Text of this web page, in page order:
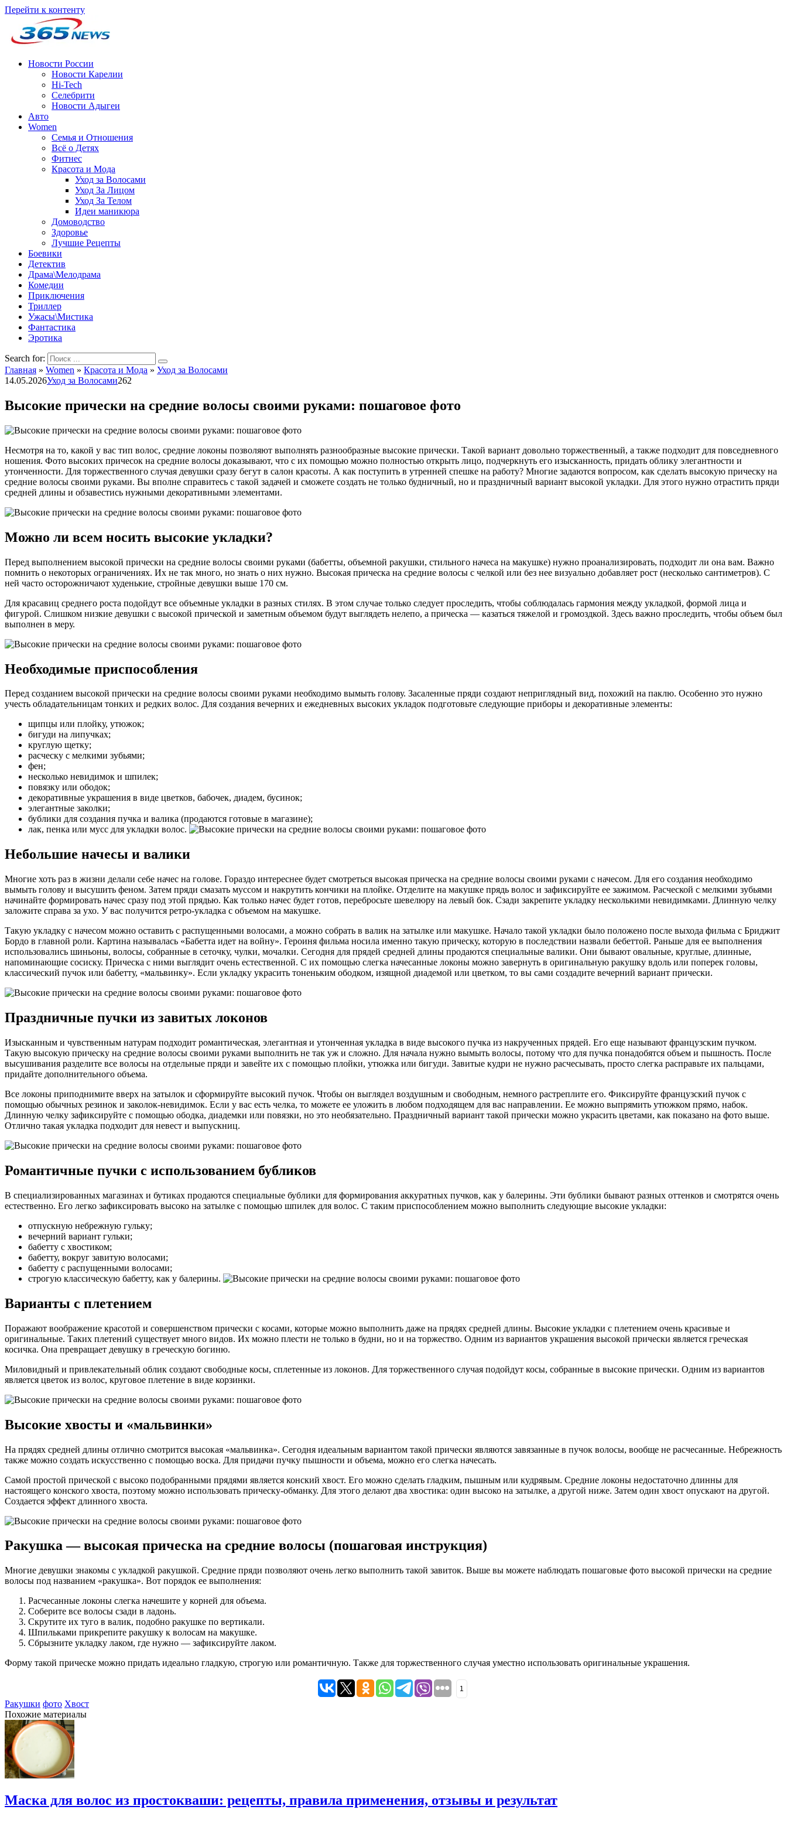
Перейти к контенту
Новости России
Новости Карелии
Hi-Tech
Селебрити
Новости Адыгеи
Авто
Women
Семья и Отношения
Всё о Детях
Фитнес
Красота и Мода
Уход за Волосами
Уход За Лицом
Уход За Телом
Идеи маникюра
Домоводство
Здоровье
Лучшие Рецепты
Боевики
Детектив
Драма\Мелодрама
Комедии
Приключения
Триллер
Ужасы\Мистика
Фантастика
Эротика
Search for:
Главная » Women » Красота и Мода » Уход за Волосами
14.05.2026Уход за Волосами262
Высокие прически на средние волосы своими руками: пошаговое фото
Несмотря на то, какой у вас тип волос, средние локоны позволяют выполнять разнообразные высокие прически. Такой вариант довольно торжественный, а также подходит для повседневного
ношения. Фото высоких причесок на средние волосы доказывают, что с их помощью можно полностью открыть лицо, подчеркнуть его изысканность, придать облику элегантности и
утонченности. Для торжественного случая девушки сразу бегут в салон красоты. А как поступить в утренней спешке на работу? Многие задаются вопросом, как сделать высокую прическу на
средние волосы своими руками. Вы вполне справитесь с такой задачей и сможете создать не только будничный, но и праздничный вариант высокой укладки. Для этого нужно отрастить пряди
средней длины и обзавестись нужными декоративными элементами.
Можно ли всем носить высокие укладки?
Перед выполнением высокой прически на средние волосы своими руками (бабетты, объемной ракушки, стильного начеса на макушке) нужно проанализировать, подходит ли она вам. Важно
помнить о некоторых ограничениях. Их не так много, но знать о них нужно. Высокая прическа на средние волосы с челкой или без нее визуально добавляет рост (несколько сантиметров). С
ней часто осторожничают худенькие, стройные девушки выше 170 см.
Для красавиц среднего роста подойдут все объемные укладки в разных стилях. В этом случае только следует проследить, чтобы соблюдалась гармония между укладкой, формой лица и
фигурой. Слишком низкие девушки с высокой прической и заметным объемом будут выглядеть нелепо, а прическа — казаться тяжелой и громоздкой. Здесь важно проследить, чтобы объем был
выполнен в меру.
Необходимые приспособления
Перед созданием высокой прически на средние волосы своими руками необходимо вымыть голову. Засаленные пряди создают неприглядный вид, похожий на паклю. Особенно это нужно
учесть обладательницам тонких и редких волос. Для создания вечерних и ежедневных высоких укладок подготовьте следующие приборы и декоративные элементы:
щипцы или плойку, утюжок;
бигуди на липучках;
круглую щетку;
расческу с мелкими зубьями;
фен;
несколько невидимок и шпилек;
повязку или ободок;
декоративные украшения в виде цветков, бабочек, диадем, бусинок;
элегантные заколки;
бублики для создания пучка и валика (продаются готовые в магазине);
лак, пенка или мусс для укладки волос.
Небольшие начесы и валики
Многие хоть раз в жизни делали себе начес на голове. Гораздо интереснее будет смотреться высокая прическа на средние волосы своими руками с начесом. Для его создания необходимо
вымыть голову и высушить феном. Затем пряди смазать муссом и накрутить кончики на плойке. Отделите на макушке прядь волос и зафиксируйте ее зажимом. Расческой с мелкими зубьями
начинайте формировать начес сразу под этой прядью. Как только начес будет готов, перебросьте шевелюру на левый бок. Сзади закрепите укладку несколькими невидимками. Длинную челку
заложите справа за ухо. У вас получится ретро-укладка с объемом на макушке.
Такую укладку с начесом можно оставить с распущенными волосами, а можно собрать в валик на затылке или макушке. Начало такой укладки было положено после выхода фильма с Бриджит
Бордо в главной роли. Картина называлась «Бабетта идет на войну». Героиня фильма носила именно такую прическу, которую в последствии назвали бебеттой. Раньше для ее выполнения
использовались шиньоны, волосы, собранные в сеточку, чулки, мочалки. Сегодня для прядей средней длины продаются специальные валики. Они бывают овальные, круглые, длинные,
напоминающие сосиску. Прическа с ними выглядит очень естественной. С их помощью слегка начесанные локоны можно завернуть в оригинальную ракушку вдоль или поперек головы,
классический пучок или бабетту, «мальвинку». Если укладку украсить тоненьким ободком, изящной диадемой или цветком, то вы сами создадите вечерний вариант прически.
Праздничные пучки из завитых локонов
Изысканным и чувственным натурам подходит романтическая, элегантная и утонченная укладка в виде высокого пучка из накрученных прядей. Его еще называют французским пучком.
Такую высокую прическу на средние волосы своими руками выполнить не так уж и сложно. Для начала нужно вымыть волосы, потому что для пучка понадобятся объем и пышность. После
высушивания разделите все волосы на отдельные пряди и завейте их с помощью плойки, утюжка или бигуди. Завитые кудри не нужно расчесывать, просто слегка расправьте их пальцами,
придайте дополнительного объема.
Все локоны приподнимите вверх на затылок и сформируйте высокий пучок. Чтобы он выглядел воздушным и свободным, немного растреплите его. Фиксируйте французский пучок с
помощью обычных резинок и заколок-невидимок. Если у вас есть челка, то можете ее уложить в любом подходящем для вас направлении. Ее можно выпрямить утюжком прямо, набок.
Длинную челку зафиксируйте с помощью ободка, диадемки или повязки, но это необязательно. Праздничный вариант такой прически можно украсить цветами, как показано на фото выше.
Отлично такая укладка подходит для невест и выпускниц.
Романтичные пучки с использованием бубликов
В специализированных магазинах и бутиках продаются специальные бублики для формирования аккуратных пучков, как у балерины. Эти бублики бывают разных оттенков и смотрятся очень
естественно. Его легко зафиксировать высоко на затылке с помощью шпилек для волос. С таким приспособлением можно выполнить следующие высокие укладки:
отпускную небрежную гульку;
вечерний вариант гульки;
бабетту с хвостиком;
бабетту, вокруг завитую волосами;
бабетту с распущенными волосами;
строгую классическую бабетту, как у балерины.
Варианты с плетением
Поражают воображение красотой и совершенством прически с косами, которые можно выполнить даже на прядях средней длины. Высокие укладки с плетением очень красивые и
оригинальные. Таких плетений существует много видов. Их можно плести не только в будни, но и на торжество. Одним из вариантов украшения высокой прически является греческая
косичка. Она превращает девушку в греческую богиню.
Миловидный и привлекательный облик создают свободные косы, сплетенные из локонов. Для торжественного случая подойдут косы, собранные в высокие прически. Одним из вариантов
является цветок из волос, круговое плетение в виде корзинки.
Высокие хвосты и «мальвинки»
На прядях средней длины отлично смотрится высокая «мальвинка». Сегодня идеальным вариантом такой прически являются завязанные в пучок волосы, вообще не расчесанные. Небрежность
также можно создать искусственно с помощью воска. Для придачи пучку пышности и объема, можно его слегка начесать.
Самой простой прической с высоко подобранными прядями является конский хвост. Его можно сделать гладким, пышным или кудрявым. Средние локоны недостаточно длинны для
настоящего конского хвоста, поэтому можно использовать прическу-обманку. Для этого делают два хвостика: один высоко на затылке, а другой ниже. Затем один хвост опускают на другой.
Создается эффект длинного хвоста.
Ракушка — высокая прическа на средние волосы (пошаговая инструкция)
Многие девушки знакомы с укладкой ракушкой. Средние пряди позволяют очень легко выполнить такой завиток. Выше вы можете наблюдать пошаговые фото высокой прически на средние
волосы под названием «ракушка». Вот порядок ее выполнения:
Расчесанные локоны слегка начешите у корней для объема.
Соберите все волосы сзади в ладонь.
Скрутите их туго в валик, подобно ракушке по вертикали.
Шпильками прикрепите ракушку к волосам на макушке.
Сбрызните укладку лаком, где нужно — зафиксируйте лаком.
Форму такой прическе можно придать идеально гладкую, строгую или романтичную. Также для торжественного случая уместно использовать оригинальные украшения.
1
Ракушки фото Хвост
Похожие материалы
Маска для волос из простокваши: рецепты, правила применения, отзывы и результат